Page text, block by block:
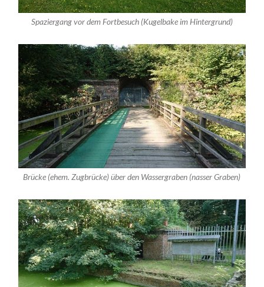
Spaziergang vor dem Fortbesuch (Kugelbake im Hintergrund)
Brücke (ehem. Zugbrücke) über den Wassergraben (nasser Graben)